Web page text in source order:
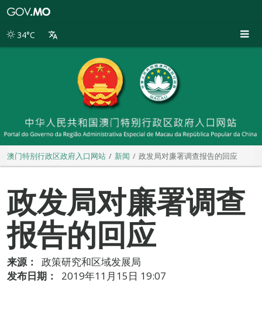
别
34°C
澳门特别行政区政府入口网站 新闻 政发局对廉署调查报告的回应
政发局对廉署调查
报告的回应
来源：
政策研究和区域发展局
发布日期：
2019年11月15日 19:07